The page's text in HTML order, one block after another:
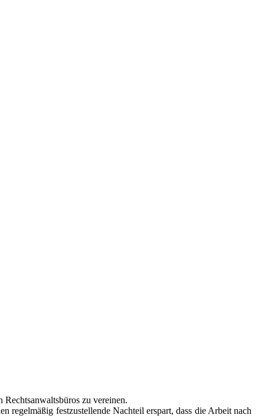
zu vereinen.
regelmäßig festzustellende Nachteil erspart, dass die Arbeit nach